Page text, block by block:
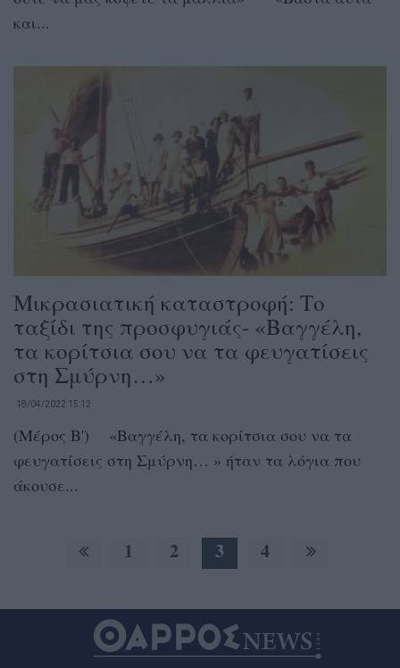
και...
Μικρασιατική καταστροφή: Το
ταξίδι της προσφυγιάς- «Βαγγέλη,
τα κορίτσια σου να τα φευγατίσεις
στη Σμύρνη…»
18/04/2022 15:12
(Μέρος Β') «Βαγγέλη, τα κορίτσια σου να τα
φευγατίσεις στη Σμύρνη… » ήταν τα λόγια που
άκουσε...
1 2 3 4